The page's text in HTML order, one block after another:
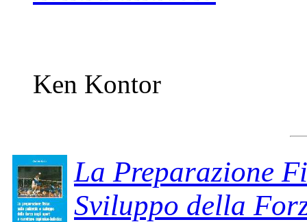
Ken Kontor
La Preparazione
Sviluppo della